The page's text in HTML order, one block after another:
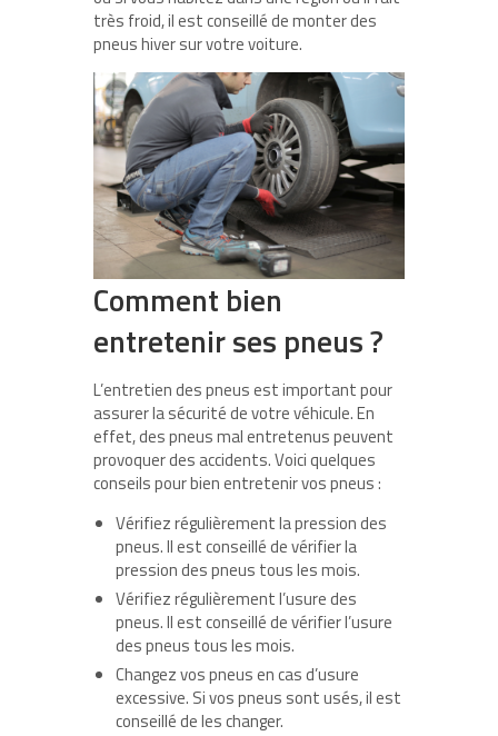
très froid, il est conseillé de monter des
pneus hiver sur votre voiture.
Comment bien
entretenir ses pneus ?
L’entretien des pneus est important pour
assurer la sécurité de votre véhicule. En
effet, des pneus mal entretenus peuvent
provoquer des accidents. Voici quelques
conseils pour bien entretenir vos pneus :
Vérifiez régulièrement la pression des
pneus. Il est conseillé de vérifier la
pression des pneus tous les mois.
Vérifiez régulièrement l’usure des
pneus. Il est conseillé de vérifier l’usure
des pneus tous les mois.
Changez vos pneus en cas d’usure
excessive. Si vos pneus sont usés, il est
conseillé de les changer.